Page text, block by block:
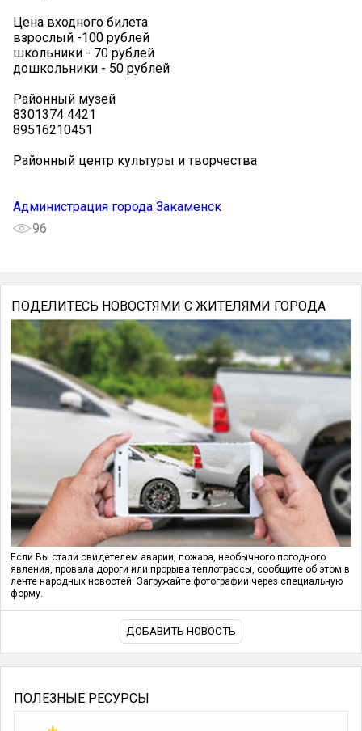
Цена входного билета
взрослый -100 рублей
школьники - 70 рублей
дошкольники - 50 рублей
Районный музей
8301374 4421
89516210451
Районный центр культуры и творчества
Администрация города Закаменск
96
ПОДЕЛИТЕСЬ НОВОСТЯМИ С ЖИТЕЛЯМИ ГОРОДА
Если Вы стали свидетелем аварии, пожара, необычного погодного
явления, провала дороги или прорыва теплотрассы, сообщите об этом в
ленте народных новостей. Загружайте фотографии через специальную
форму.
ДОБАВИТЬ НОВОСТЬ
ПОЛЕЗНЫЕ РЕСУРСЫ